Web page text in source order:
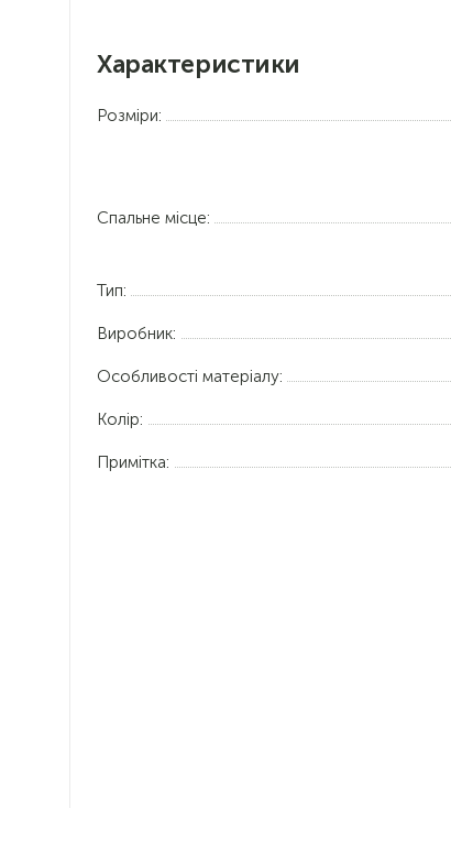
Характеристики
Розміри:
Спальне місце:
Тип:
Виробник:
Особливості матеріалу:
Колір:
Примітка: